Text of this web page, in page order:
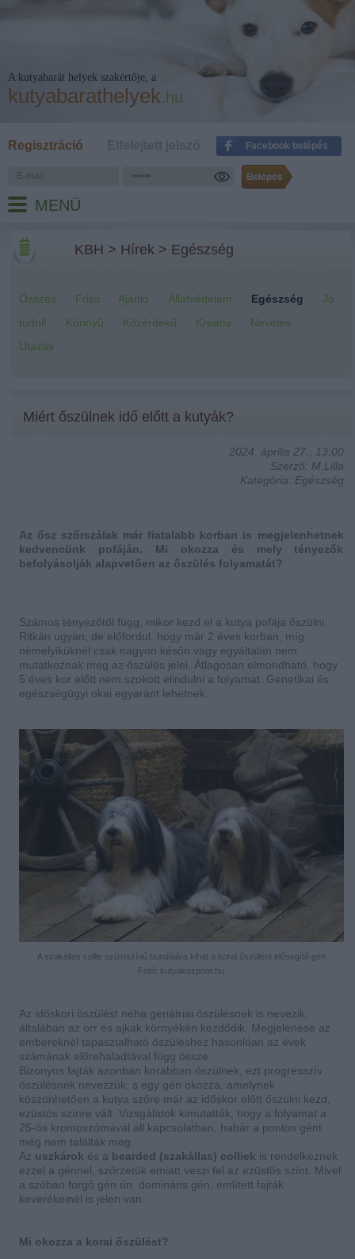
A kutyabarát helyek szakértője, a
kutyabarathelyek.hu
Regisztráció Facebook belépés
MENÜ
KBH > Hírek > Egészség
Összes Friss Ajánló Állatvédelem Egészség
Jó
tudni!
Könnyű Közérdekű Kreatív
Nevelés
Utazás
Miért őszülnek idő előtt a kutyák?
2024. április 27., 13:00
Szerző: M.Lilla
Kategória: Egészség
Az ősz szőrszálak már fiatalabb korban is megjelenhetnek
kedvencünk pofáján. Mi okozza és mely tényezők
befolyásolják alapvetően az őszülés folyamatát?
Számos tényezőtől függ, mikor kezd el a kutya pofája őszülni.
Ritkán ugyan, de előfordul, hogy már 2 éves korban, míg
némelyiküknél csak nagyon későn vagy egyáltalán nem
mutatkoznak meg az őszülés jelei. Átlagosan elmondható, hogy
5 éves kor előtt nem szokott elindulni a folyamat. Genetikai és
egészségügyi okai egyaránt lehetnek.
A szakállas collie ezüstszínű bundájára kihat a korai őszülést elősegítő gén
Fotó: kutyakozpont.hu
Az időskori őszülést néha geriátriai őszülésnek is nevezik,
általában az orr és ajkak környékén kezdődik. Megjelenése az
embereknél tapasztalható őszüléshez hasonlóan az évek
számának előrehaladtával függ össze.
Bizonyos fajták azonban korábban őszülnek, ezt progresszív
őszülésnek nevezzük, s egy gén okozza, amelynek
köszönhetően a kutya szőre már az időskor előtt őszülni kezd,
ezüstös színre vált. Vizsgálatok kimutatták, hogy a folyamat a
25-ös kromoszómával áll kapcsolatban, habár a pontos gént
még nem találták meg.
Az uszkárok és a bearded (szakállas) colliek is rendelkeznek
ezzel a génnel, szőrzetük emiatt veszi fel az ezüstös színt. Mivel
a szóban forgó gén ún. domináns gén, említett fajták
keverékeinél is jelen van.
Mi okozza a korai őszülést?